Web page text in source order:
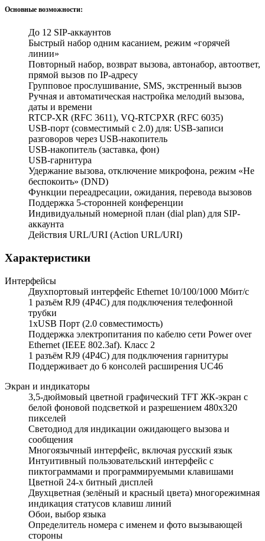
Основные возможности:
До 12 SIP-аккаунтов
Быстрый набор одним касанием, режим «горячей
линии»
Повторный набор, возврат вызова, автонабор, автоответ,
прямой вызов по IP-адресу
Групповое прослушивание, SMS, экстренный вызов
Ручная и автоматическая настройка мелодий вызова,
даты и времени
RTCP-XR (RFC 3611), VQ-RTCPXR (RFC 6035)
USB-порт (совместимый с 2.0) для: USB-записи
разговоров через USB-накопитель
USB-накопитель (заставка, фон)
USB-гарнитура
Удержание вызова, отключение микрофона, режим «Не
беспокоить» (DND)
Функции переадресации, ожидания, перевода вызовов
Поддержка 5-сторонней конференции
Индивидуальный номерной план (dial plan) для SIP-
аккаунта
Действия URL/URI (Action URL/URI)
Характеристики
Интерфейсы
Двухпортовый интерфейс Ethernet 10/100/1000 Мбит/с
1 разъём RJ9 (4P4C) для подключения телефонной
трубки
1xUSB Порт (2.0 совместимость)
Поддержка электропитания по кабелю сети Power over
Ethernet (IEEE 802.3af). Класс 2
1 разъём RJ9 (4P4C) для подключения гарнитуры
Поддерживает до 6 консолей расширения UC46
Экран и индикаторы
3,5-дюймовый цветной графический TFT ЖК-экран с
белой фоновой подсветкой и разрешением 480x320
пикселей
Светодиод для индикации ожидающего вызова и
сообщения
Многоязычный интерфейс, включая русский язык
Интуитивный пользовательский интерфейс с
пиктограммами и программируемыми клавишами
Цветной 24-х битный дисплей
Двухцветная (зелёный и красный цвета) многорежимная
индикация статусов клавиш линий
Обои, выбор языка
Определитель номера с именем и фото вызывающей
стороны